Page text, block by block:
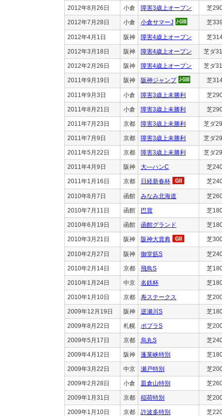
2012年8月26日 小倉 障害3歳上オープン 芝
2012年7月28日 小倉 小倉サマーJ 芝
2012年4月1日 阪神 障害4歳上オープン 芝
2012年3月18日 阪神 障害4歳上オープン 芝ダ
2012年2月26日 阪神 障害4歳上オープン 芝ダ
2011年9月19日 阪神 阪神ジャンプ 芝
2011年9月3日 小倉 障害3歳上未勝利 芝
2011年8月21日 小倉 障害3歳上未勝利 芝
2011年7月23日 京都 障害3歳上未勝利 芝ダ
2011年7月9日 京都 障害3歳上未勝利 芝ダ
2011年5月22日 京都 障害3歳上未勝利 芝ダ
2011年4月9日 阪神 大―ハンC 芝
2011年1月16日 京都 日経新春杯 芝
2010年8月7日 函館 みなみ北海道 芝
2010年7月11日 函館 巴賞 芝
2010年6月19日 函館 函館グランド 芝
2010年3月21日 阪神 阪神大賞典 芝
2010年2月27日 阪神 御堂筋S 芝
2010年2月14日 京都 飛鳥S 芝
2010年1月24日 中京 名鉄杯 芝
2010年1月10日 京都 寿ステークス 芝
2009年12月19日 阪神 逆瀬川S 芝
2009年8月22日 札幌 ポプラS 芝
2009年5月17日 京都 烏丸S 芝
2009年4月12日 阪神 蓬莱峡特別 芝
2009年3月22日 中京 瀬戸特別 芝
2009年2月28日 小倉 皿倉山特別 芝
2009年1月31日 京都 稲荷特別 芝
2009年1月10日 京都 許波多特別 芝